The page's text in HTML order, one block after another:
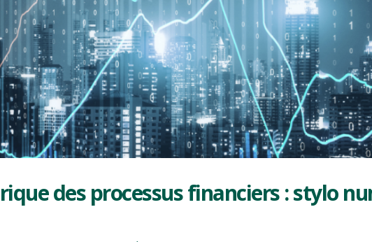
des processus financiers : stylo